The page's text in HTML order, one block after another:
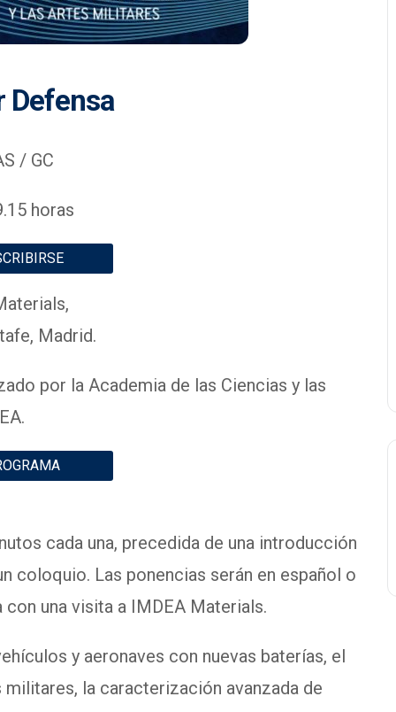
Defensa
/ GC
horas
Madrid.
por la Academia de las Ciencias y las
cada una, precedida de una introducción
coloquio. Las ponencias serán en español o
una visita a IMDEA Materials.
y aeronaves con nuevas baterías, el
la caracterización avanzada de